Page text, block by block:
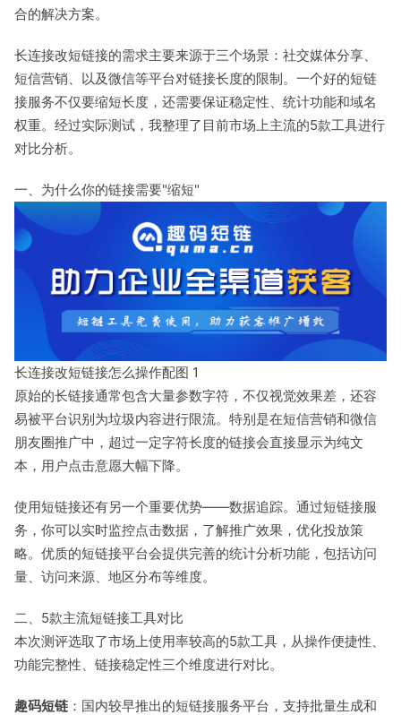
合的解决方案。
长连接改短链接的需求主要来源于三个场景：社交媒体分享、
短信营销、以及微信等平台对链接长度的限制。一个好的短链
接服务不仅要缩短长度，还需要保证稳定性、统计功能和域名
权重。经过实际测试，我整理了目前市场上主流的5款工具进行
对比分析。
一、为什么你的链接需要"缩短"
长连接改短链接怎么操作配图 1
原始的长链接通常包含大量参数字符，不仅视觉效果差，还容
易被平台识别为垃圾内容进行限流。特别是在短信营销和微信
朋友圈推广中，超过一定字符长度的链接会直接显示为纯文
本，用户点击意愿大幅下降。
使用短链接还有另一个重要优势——数据追踪。通过短链接服
务，你可以实时监控点击数据，了解推广效果，优化投放策
略。优质的短链接平台会提供完善的统计分析功能，包括访问
量、访问来源、地区分布等维度。
二、5款主流短链接工具对比
本次测评选取了市场上使用率较高的5款工具，从操作便捷性、
功能完整性、链接稳定性三个维度进行对比。
趣码短链 ：国内较早推出的短链接服务平台，支持批量生成和